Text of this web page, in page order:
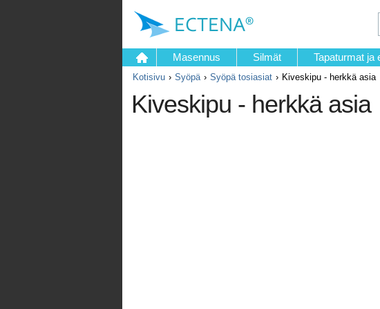
Masennus Silmät Tapaturmat ja
Kotisivu Syöpä Syöpä tosiasiat Kiveskipu - herkkä asia
Kiveskipu - herkkä asia